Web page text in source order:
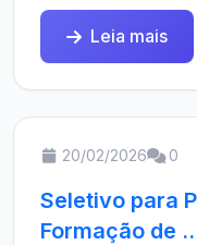
Leia mais
20/02/2026 0
Seletivo para
Formação de